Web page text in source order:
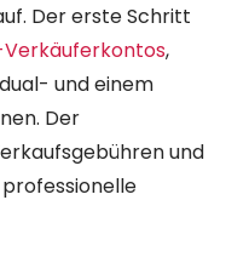
Der erste Schritt
,
und einem
Der
und